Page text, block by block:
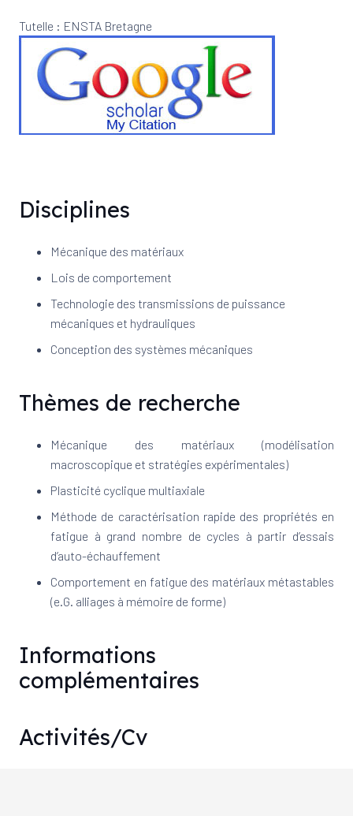
Tutelle : ENSTA Bretagne
Disciplines
Mécanique des matériaux
Lois de comportement
Technologie des transmissions de puissance
mécaniques et hydrauliques
Conception des systèmes mécaniques
Thèmes de recherche
Mécanique des matériaux (modélisation
macroscopique et stratégies expérimentales)
Plasticité cyclique multiaxiale
Méthode de caractérisation rapide des propriétés en
fatigue à grand nombre de cycles à partir d’essais
d’auto-échauffement
Comportement en fatigue des matériaux métastables
(e.G. alliages à mémoire de forme)
Informations
complémentaires
Activités/Cv